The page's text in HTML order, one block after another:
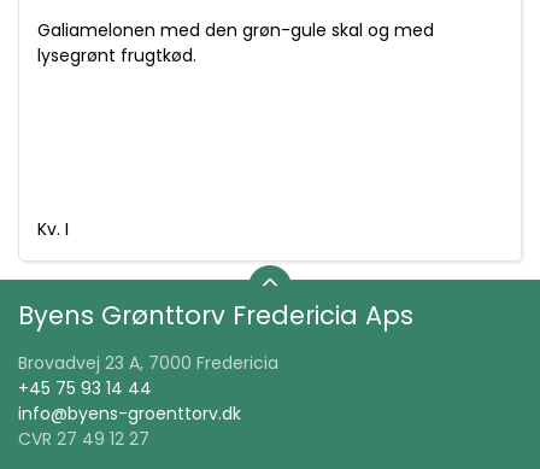
Galiamelonen med den grøn-gule skal og med
lysegrønt frugtkød.
Kv. I
Byens Grønttorv Fredericia Aps
Brovadvej 23 A, 7000 Fredericia
+45 75 93 14 44
info@byens-groenttorv.dk
CVR 27 49 12 27